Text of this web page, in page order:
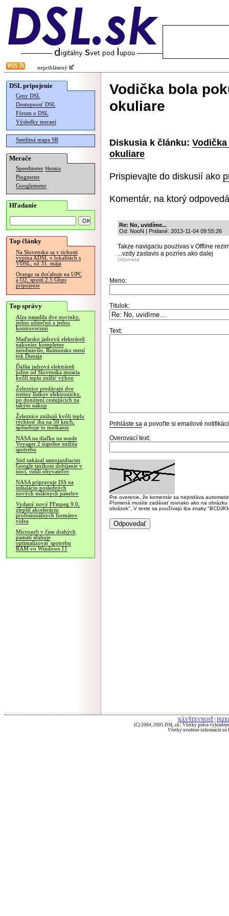
neprihlásený
DSL pripojenie
Ceny DSL
Dostupnosť DSL
Fórum o DSL
Výsledky meraní
Satelitná mapa SR
Merače
Speedmeter Merania
Pingmeter
Googlemeter
Hľadanie
Top články
Na Slovensku sa v tichosti
vypína ADSL v lokalitách s
VDSL, už 31. mája
Orange sa doťahuje na UPC
a O2, spustí 2.5 Gbps
pripojenie
Top správy
Alza nasadila dve novinky,
jednu užitočnú a jednu
kontroverznú
Maďarsko jadrovú elektráreň
nakoniec kompletne
neodstavilo, Rumunsko mení
tok Dunaja
Ďalšia jadrová elektráreň
južne od Slovenska musela
kvôli teplu znížiť výkon
Železnice predávajú dve
tretiny lístkov elektronicky,
po donútení cestujúcich na
takýto nákup
Železnice znižujú kvôli teplu
rýchlosť iba na 50 km/h,
spôsobuje to meškanie
NASA na diaľku na sonde
Voyager 2 úspešne znížila
spotrebu
Súd zakázal samojazdiacim
Google taxíkom dobíjanie v
noci, rušili obyvateľov
NASA pripravuje ISS na
inštaláciu posledných
nových solárnych panelov
Vydaný nový FFmpeg 9.0,
zlepšil akceleráciu
profesionálnych formátov
videa
Microsoft v čase drahých
pamätí sľubuje
optimalizovať spotrebu
RAM vo Windows 11
Vodička bola
okuliare
Diskusia k článku:
okuliare
Prispievajte do diskusií ako
Komentár, na ktorý
Re: No, uvidíme...
Od: NooN | Pridané: 2013-11-04 09:55:26
Takze navigaciu pouzivas v Offline
...vzdy zastavis a pozries ako dalej
Odpovedať
Meno:
Titulok:
Text:
Prihláste sa a povoľte si emailové
Overovací text:
Pre overenie, že komentár sa nepridáva
Písmená musíte zadávať rovnako ako na
obrázok". V texte sa používajú iba znaky
NÁVŠTEVNOSŤ
(C) 2004, 2005 DSL.sk | Všetky práva
Všetky uvedené informácie sú